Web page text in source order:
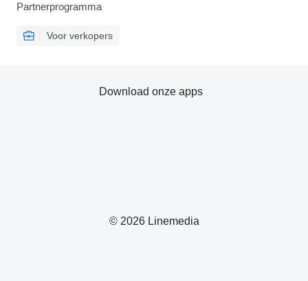
Partnerprogramma
Voor verkopers
© 2026 Linemedia
Download onze apps